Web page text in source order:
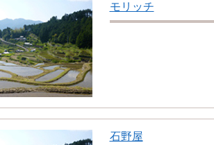
モリッチ
石野屋